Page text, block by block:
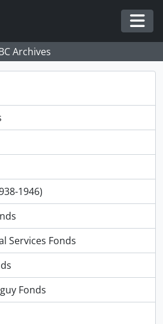
Archives
1946)
Services Fonds
Fonds